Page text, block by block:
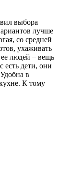
выбора
лучше
со средней
ухаживать
людей – вещь
есть дети, они
в
К тому